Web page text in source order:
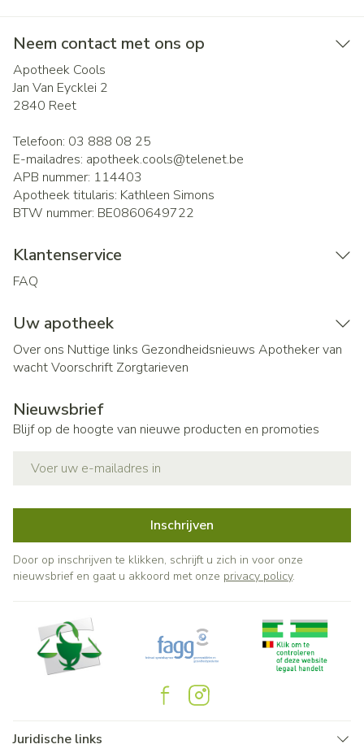
Neem contact met ons op
Apotheek Cools
Jan Van Eycklei 2
2840 Reet
Telefoon: 03 888 08 25
E-mailadres: apotheek.cools@telenet.be
APB nummer: 114403
Apotheek titularis: Kathleen Simons
BTW nummer: BE0860649722
Klantenservice
FAQ
Uw apotheek
Over ons Nuttige links Gezondheidsnieuws Apotheker van
wachtVoorschrift Zorgtarieven
Nieuwsbrief
Blijf op de hoogte van nieuwe producten en promoties
Inschrijven
Door op inschrijven te klikken, schrijft u zich in voor onze
nieuwsbrief en gaat u akkoord met onze privacy policy.
Juridische links